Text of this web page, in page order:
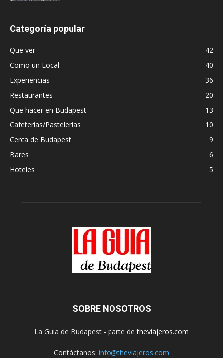
Categoría popular
Que ver
42
Como un Local
40
Experiencias
36
Restaurantes
20
Que hacer en Budapest
13
Cafeterias/Pastelerias
10
Cerca de Budapest
9
Bares
6
Hoteles
5
SOBRE NOSOTROS
La Guia de Budapest - parte detheviajeros.com
Contáctanos: info@theviajeros.com